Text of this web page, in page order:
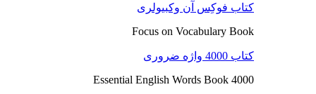
کتاب فوکِس آن وکبیولری
Focus on Vocabulary Book
کتاب 4000 واژه ضروری
4000 Essential English Words Book